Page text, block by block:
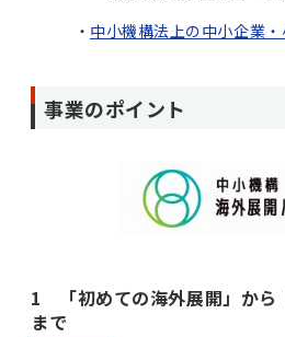
中小機構法上の中小企業
事業のポイント
1 「初めての海外展開」から
まで